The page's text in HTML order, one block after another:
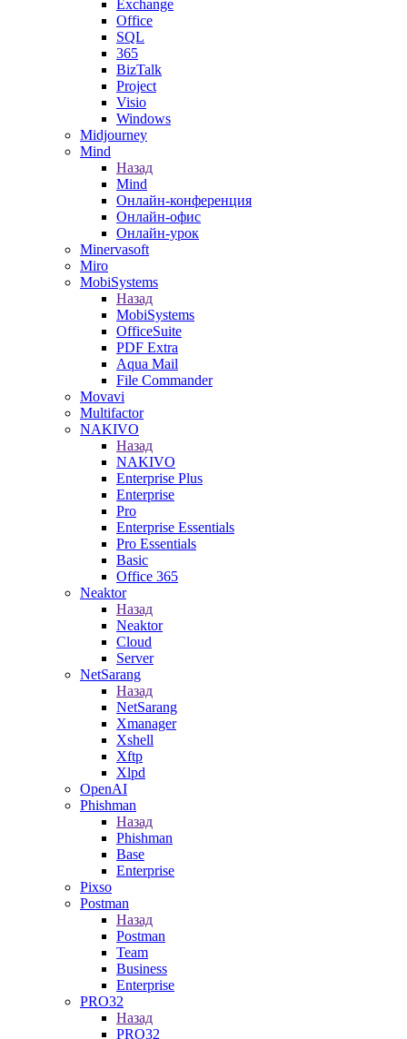
Exchange
Office
SQL
365
BizTalk
Project
Visio
Windows
Midjourney
Mind
Назад
Mind
Онлайн-конференция
Онлайн-офис
Онлайн-урок
Minervasoft
Miro
MobiSystems
Назад
MobiSystems
OfficeSuite
PDF Extra
Aqua Mail
File Commander
Movavi
Multifactor
NAKIVO
Назад
NAKIVO
Enterprise Plus
Enterprise
Pro
Enterprise Essentials
Pro Essentials
Basic
Office 365
Neaktor
Назад
Neaktor
Cloud
Server
NetSarang
Назад
NetSarang
Xmanager
Xshell
Xftp
Xlpd
OpenAI
Phishman
Назад
Phishman
Base
Enterprise
Pixso
Postman
Назад
Postman
Team
Business
Enterprise
PRO32
Назад
PRO32